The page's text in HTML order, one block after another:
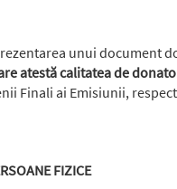
unui document
atestă calitatea de
Finali ai Emisiunii,
FIZICE